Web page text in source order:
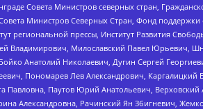
Совета Министров северных стран,
Министров Северных Стран, Фонд
региональной прессы, Институт Развития
Владимирович, Милославский Павел Юрьевич,
Анатолий Николаевич, Дугин Сергей
Пономарев Лев Александрович,
Паутов Юрий Анатольевич,
Александровна, Рачинский Ян Збигневич,